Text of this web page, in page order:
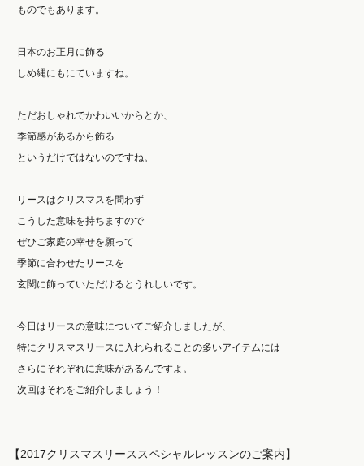
ものでもあります。
日本のお正月に飾る
しめ縄にもにていますね。
ただおしゃれでかわいいからとか、
季節感があるから飾る
というだけではないのですね。
リースはクリスマスを問わず
こうした意味を持ちますので
ぜひご家庭の幸せを願って
季節に合わせたリースを
玄関に飾っていただけるとうれしいです。
今日はリースの意味についてご紹介しましたが、
特にクリスマスリースに入れられることの多いアイテムには
さらにそれぞれに意味があるんですよ。
次回はそれをご紹介しましょう！
【2017クリスマスリーススペシャルレッスンのご案内】